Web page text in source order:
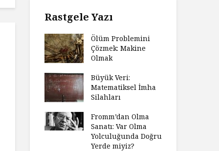
Rastgele Yazı
Ölüm Problemini
Çözmek: Makine
Olmak
Büyük Veri:
Matematiksel İmha
Silahları
Fromm’dan Olma
Sanatı: Var Olma
Yolculuğunda Doğru
Yerde miyiz?